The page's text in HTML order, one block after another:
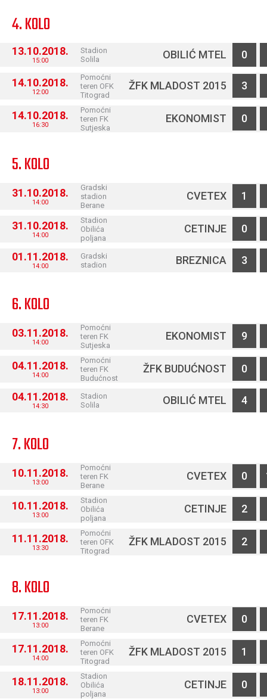
4. KOLO
13.10.2018.
15:00
Stadion
Solila
OBILIĆ MTEL 0
14.10.2018.
12:00
Pomoćni
teren OFK
Titograd
ŽFK MLADOST 2015 3
14.10.2018.
16:30
Pomoćni
teren FK
Sutjeska
EKONOMIST 0
5. KOLO
31.10.2018.
14:00
Gradski
stadion
Berane
CVETEX 1
31.10.2018.
14:00
Stadion
Obilića
poljana
CETINJE 0
01.11.2018.
14:00
Gradski
stadion
BREZNICA 3
6. KOLO
03.11.2018.
14:00
Pomoćni
teren FK
Sutjeska
EKONOMIST 9
04.11.2018.
14:00
Pomoćni
teren FK
Budućnost
ŽFK BUDUĆNOST 0
04.11.2018.
14:30
Stadion
Solila
OBILIĆ MTEL 4
7. KOLO
10.11.2018.
13:00
Pomoćni
teren FK
Berane
CVETEX 0
10.11.2018.
13:00
Stadion
Obilića
poljana
CETINJE 2
11.11.2018.
13:30
Pomoćni
teren OFK
Titograd
ŽFK MLADOST 2015 2
8. KOLO
17.11.2018.
13:00
Pomoćni
teren FK
Berane
CVETEX 0
17.11.2018.
14:00
Pomoćni
teren OFK
Titograd
ŽFK MLADOST 2015 1
18.11.2018.
13:00
Stadion
Obilića
poljana
CETINJE 0